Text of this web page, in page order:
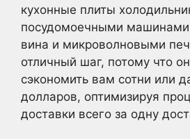
кухонные плиты
посудомоечными
вина и микроволновыми
отличный шаг, потому что
сэкономить вам сотни или
долларов, оптимизируя
доставки всего за одну